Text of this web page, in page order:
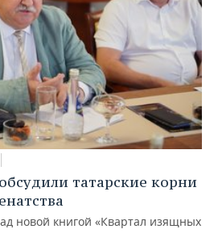
татарские корни
новой книгой «Квартал изящных